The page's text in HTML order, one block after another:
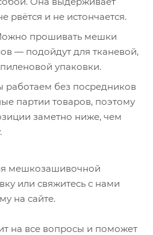
рвётся и не истончается.
прошивать мешки
— подойдут для тканевой,
упаковки.
работаем без посредников
партии товаров, поэтому
заметно ниже, чем
мешкозашивочной
или свяжитесь с нами
на сайте.
на все вопросы и поможет